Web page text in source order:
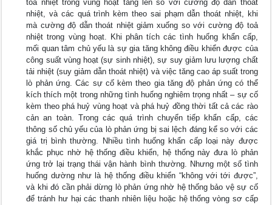
toả nhiệt trong vùng hoạt tăng lên so với cường độ dẫn thoát
nhiệt, và các quá trình kèm theo sai phạm dẫn thoát nhiệt, khi
mà cường độ dẫn thoát nhiệt giảm xuống so với cường độ toả
nhiệt trong vùng hoạt. Khi phân tích các tình huống khẩn cấp,
mối quan tâm chủ yếu là sự gia tăng không điều khiển được của
công suất vùng hoạt (sự sinh nhiệt), sự suy giảm lưu lượng chất
tải nhiệt (suy giảm dẫn thoát nhiệt) và việc tăng cao áp suất trong
lò phản ứng. Các sự cố kèm theo gia tăng độ phản ứng có thể
kích thích một trong những tình huống nghiêm trọng nhất – sự cố
kèm theo phá huỷ vùng hoạt và phá huỷ đồng thời tất cả các rào
cản an toàn. Trong các quá trình chuyển tiếp khẩn cấp, các
thông số chủ yếu của lò phản ứng bị sai lệch đáng kể so với các
giá trị bình thường. Nhiều tình huống khẩn cấp loại này được
khắc phục nhờ hệ thống điều khiển, hệ thống này đưa lò phản
ứng trở lại trạng thái vận hành bình thường. Nhưng một số tình
huống dường như là hệ thống điều khiển “không với tới được”,
và khi đó cần phải dừng lò phản ứng nhờ hệ thống bảo vệ sự cố
để tránh hư hại các thanh nhiên liệu hoặc hệ thống vòng sơ cấp